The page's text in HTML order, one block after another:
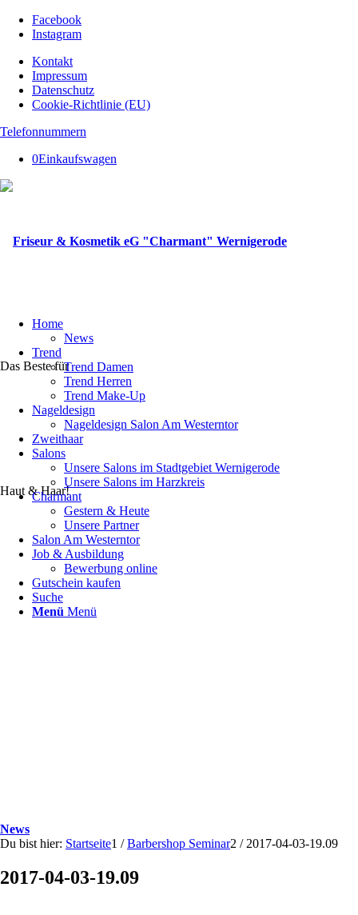
Facebook
Instagram
Kontakt
Impressum
Datenschutz
Cookie-Richtlinie (EU)
Telefonnummern
0Einkaufswagen
Das Beste für
Haut & Haar!
Home
News
Trend
Trend Damen
Trend Herren
Trend Make-Up
Nageldesign
Nageldesign Salon Am Westerntor
Zweithaar
Salons
Unsere Salons im Stadtgebiet Wernigerode
Unsere Salons im Harzkreis
Charmant
Gestern & Heute
Unsere Partner
Salon Am Westerntor
Job & Ausbildung
Bewerbung online
Gutschein kaufen
Suche
Menü Menü
News
Du bist hier: Startseite1 / Barbershop Seminar2 / 2017-04-03-19.09
2017-04-03-19.09